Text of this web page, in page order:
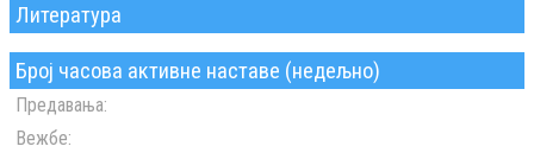
Литература
Број часова активне наставе (недељно)
Предавања:
Вежбе: